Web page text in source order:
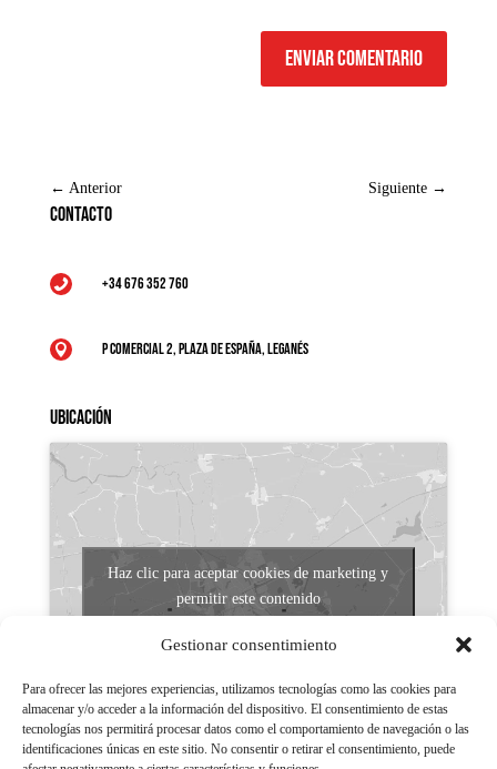
Gestionar consentimiento
Para ofrecer las mejores experiencias, utilizamos tecnologías como las cookies para
almacenar y/o acceder a la información del dispositivo. El consentimiento de estas
tecnologías nos permitirá procesar datos como el comportamiento de navegación o las
identificaciones únicas en este sitio. No consentir o retirar el consentimiento, puede
Enviar comentario
← Anterior Siguiente →
Contacto
 +34 676 352 760
 P Comercial 2, Plaza de España, Leganés
Ubicación
Haz clic para aceptar cookies de marketing y
permitir este contenido